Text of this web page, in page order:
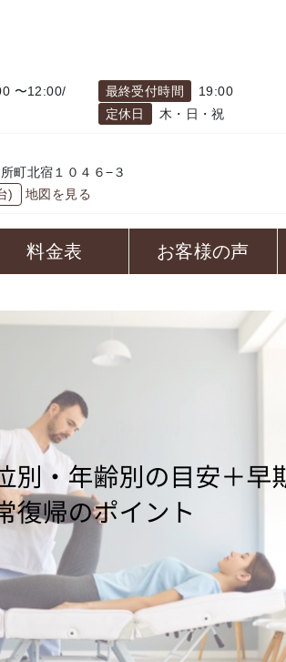
〜12:00/
最終受付時間
19:00
定休日
木・日・祝
町北宿１０４６−３
)
地図を見る
料金表 お客様の声